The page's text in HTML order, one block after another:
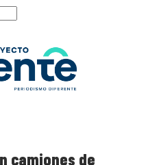
camiones de